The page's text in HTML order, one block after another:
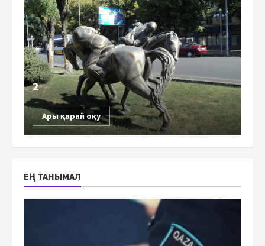
2
Ары қарай оқу
ЕҢ ТАНЫМАЛ